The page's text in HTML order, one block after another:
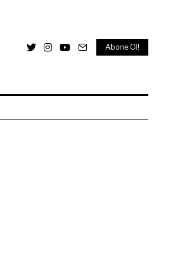
Abone Ol!